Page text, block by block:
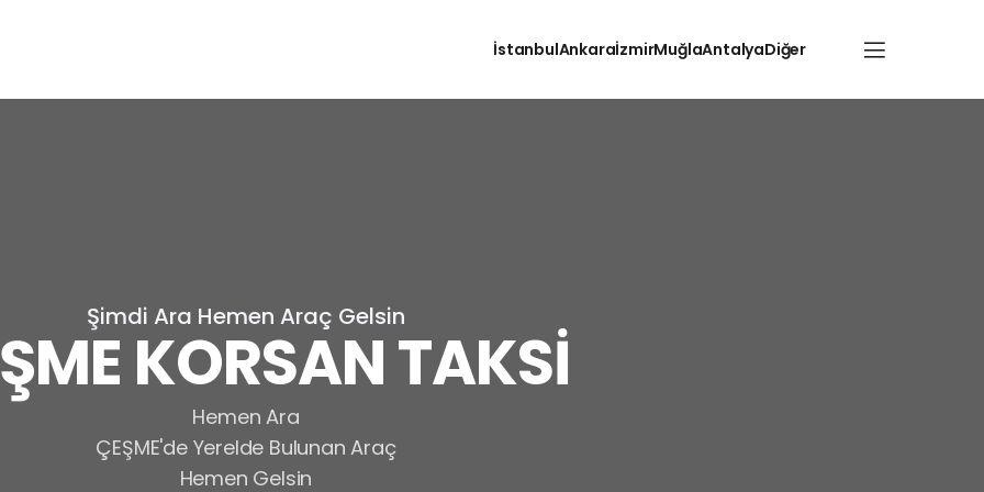
İstanbulAnkaraİzmirMuğlaAntalyaDiğer
Şimdi Ara Hemen Araç Gelsin
KORSAN TAKSİ
Hemen Ara
ÇEŞME'de Yerelde Bulunan Araç
Hemen Gelsin